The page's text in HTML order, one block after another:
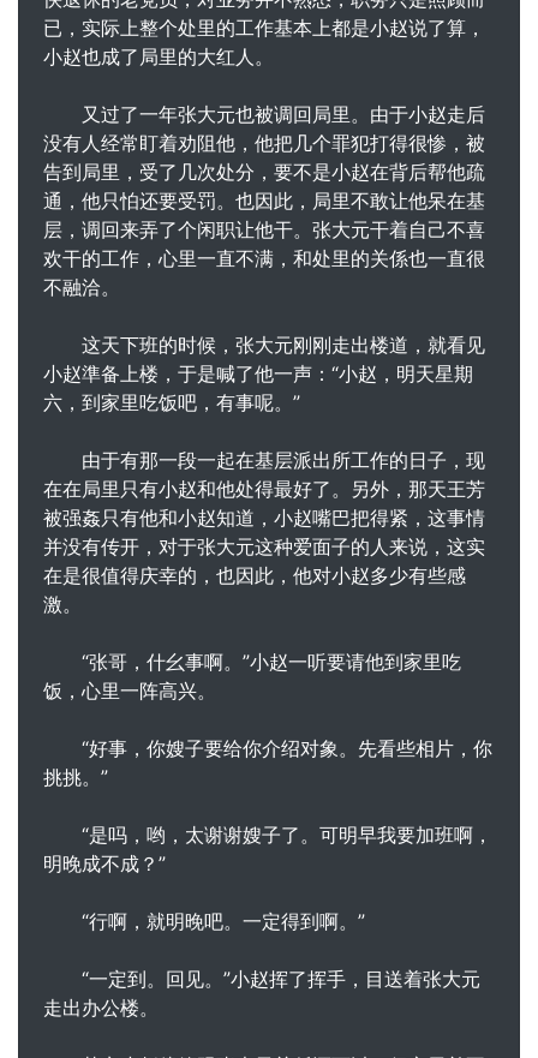
已，实际上整个处里的工作基本上都是小赵说了算，
小赵也成了局里的大红人。
又过了一年张大元也被调回局里。由于小赵走后
没有人经常盯着劝阻他，他把几个罪犯打得很惨，被
告到局里，受了几次处分，要不是小赵在背后帮他疏
通，他只怕还要受罚。也因此，局里不敢让他呆在基
层，调回来弄了个闲职让他干。张大元干着自己不喜
欢干的工作，心里一直不满，和处里的关係也一直很
不融洽。
这天下班的时候，张大元刚刚走出楼道，就看见
小赵準备上楼，于是喊了他一声：“小赵，明天星期
六，到家里吃饭吧，有事呢。”
由于有那一段一起在基层派出所工作的日子，现
在在局里只有小赵和他处得最好了。另外，那天王芳
被强姦只有他和小赵知道，小赵嘴巴把得紧，这事情
并没有传开，对于张大元这种爱面子的人来说，这实
在是很值得庆幸的，也因此，他对小赵多少有些感
激。
“张哥，什幺事啊。”小赵一听要请他到家里吃
饭，心里一阵高兴。
“好事，你嫂子要给你介绍对象。先看些相片，你
挑挑。”
“是吗，哟，太谢谢嫂子了。可明早我要加班啊，
明晚成不成？”
“行啊，就明晚吧。一定得到啊。”
“一定到。回见。”小赵挥了挥手，目送着张大元
走出办公楼。